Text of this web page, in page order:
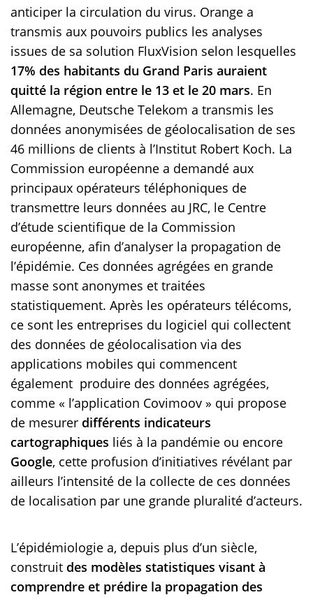
anticiper la circulation du virus. Orange a
transmis aux pouvoirs publics les analyses
issues de sa solution FluxVision selon lesquelles
17% des habitants du Grand Paris auraient
quitté la région entre le 13 et le 20 mars. En
Allemagne, Deutsche Telekom a transmis les
données anonymisées de géolocalisation de ses
46 millions de clients à l’Institut Robert Koch. La
Commission européenne a demandé aux
principaux opérateurs téléphoniques de
transmettre leurs données au JRC, le Centre
d’étude scientifique de la Commission
européenne, afin d’analyser la propagation de
l’épidémie. Ces données agrégées en grande
masse sont anonymes et traitées
statistiquement. Après les opérateurs télécoms,
ce sont les entreprises du logiciel qui collectent
des données de géolocalisation via des
applications mobiles qui commencent
également produire des données agrégées,
comme « l’application Covimoov » qui propose
de mesurer différents indicateurs
cartographiques liés à la pandémie ou encore
Google, cette profusion d’initiatives révélant par
ailleurs l’intensité de la collecte de ces données
de localisation par une grande pluralité d’acteurs.
L’épidémiologie a, depuis plus d’un siècle,
construit des modèles statistiques visant à
comprendre et prédire la propagation des